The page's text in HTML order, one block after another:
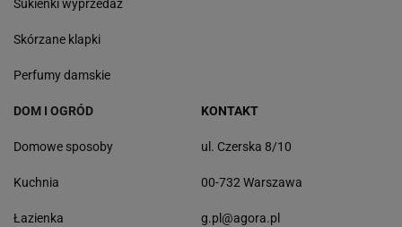
Sukienki wyprzedaż
Skórzane klapki
Perfumy damskie
DOM I OGRÓD
Domowe sposoby
Kuchnia
Łazienka
KONTAKT
ul. Czerska 8/10
00-732 Warszawa
g.pl@agora.pl